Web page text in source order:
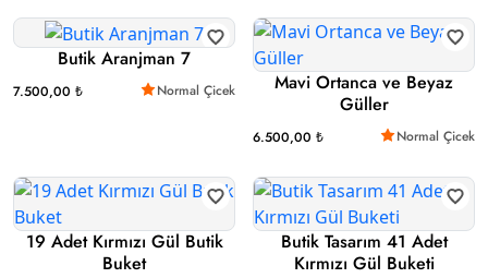
Butik Aranjman 7
7.500,00 ₺ Normal Çicek
Mavi Ortanca ve Beyaz
Güller
6.500,00 ₺ Normal Çicek
19 Adet Kırmızı Gül Butik
Buket
Butik Tasarım 41 Adet
Kırmızı Gül Buketi